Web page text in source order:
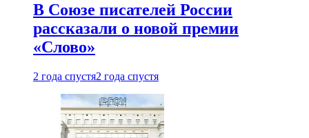
В Союзе писателей России
рассказали о новой премии
«Слово»
2 года спустя2 года спустя